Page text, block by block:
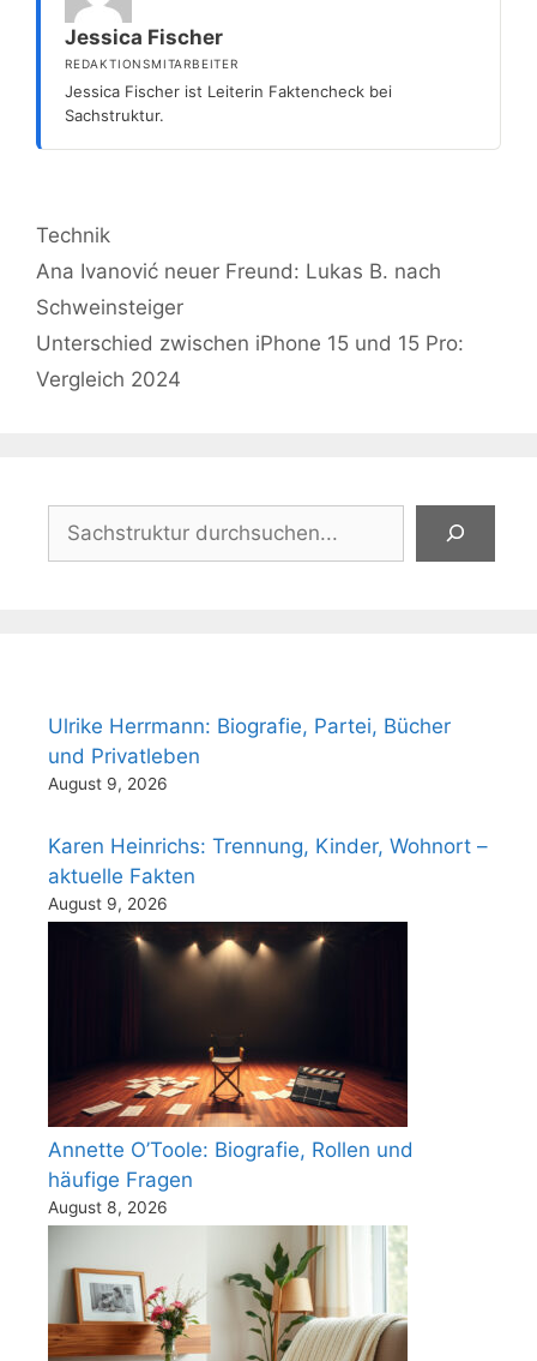
Jessica Fischer
REDAKTIONSMITARBEITER
Jessica Fischer ist Leiterin Faktencheck bei
Sachstruktur.
Kategorien
Technik
Ana Ivanović neuer Freund: Lukas B. nach
Schweinsteiger
Unterschied zwischen iPhone 15 und 15 Pro:
Vergleich 2024
Ulrike Herrmann: Biografie, Partei, Bücher
und Privatleben
August 9, 2026
Karen Heinrichs: Trennung, Kinder, Wohnort –
aktuelle Fakten
August 9, 2026
Annette O’Toole: Biografie, Rollen und
häufige Fragen
August 8, 2026